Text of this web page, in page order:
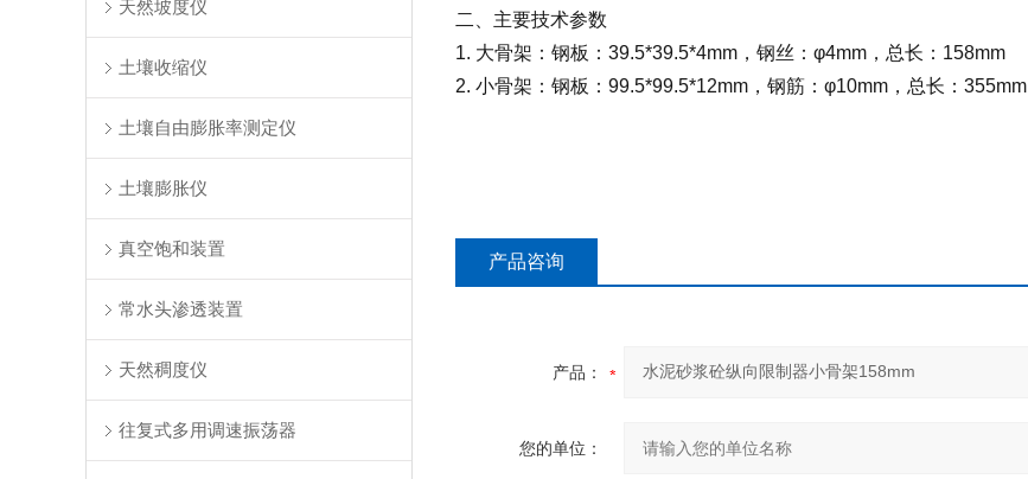
天然坡度仪
土壤收缩仪
土壤自由膨胀率测定仪
土壤膨胀仪
真空饱和装置
常水头渗透装置
天然稠度仪
往复式多用调速振荡器
二、主要技术参数
1. 大骨架：钢板：39.5*39.5*4mm，钢丝：φ4mm，总长：158mm
2. 小骨架：钢板：99.5*99.5*12mm，钢筋：φ10mm，总长：355mm
产品咨询
产品：
您的单位：